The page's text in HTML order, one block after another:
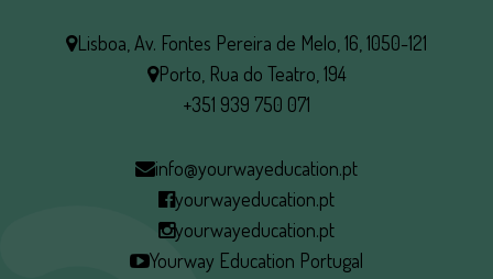
Lisboa, Av. Fontes Pereira de Melo, 16, 1050-121
Porto, Rua do Teatro, 194
+351 939 750 071
info@yourwayeducation.pt
yourwayeducation.pt
yourwayeducation.pt
Yourway Education Portugal